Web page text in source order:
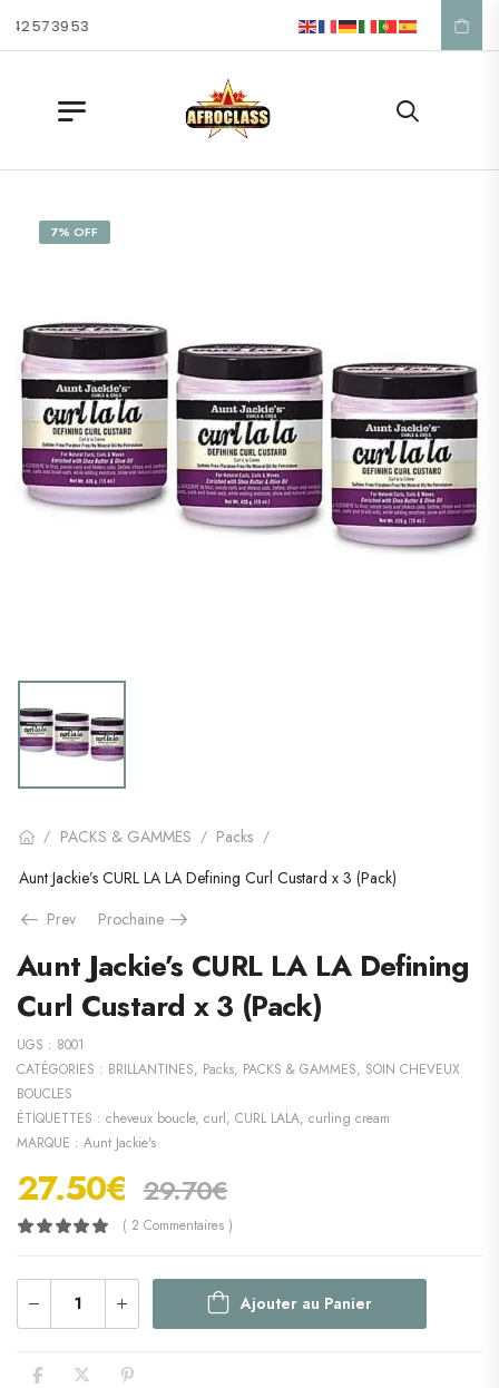
57 39 53
7% OFF
/ PACKS & GAMMES / Packs /
Aunt Jackie’s CURL LA LA Defining Curl Custard x 3 (Pack)
Prev
Prochaine
Aunt Jackie’s CURL LA LA Defining
Curl Custard x 3 (Pack)
UGS : 8001
CATÉGORIES : BRILLANTINES, Packs, PACKS & GAMMES, SOIN CHEVEUX
BOUCLES
ÉTIQUETTES : cheveux boucle, curl, CURL LALA, curling cream
MARQUE : Aunt Jackie's
27.50€ 29.70€
( 2 Commentaires )
Ajouter au Panier